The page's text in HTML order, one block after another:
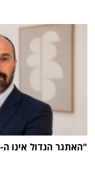
"האתגר הגדול אינו ה-AI אלא הטמעתה בארגון"